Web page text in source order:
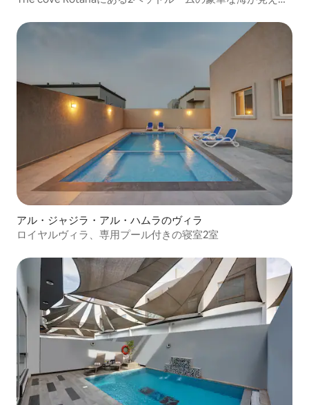
アル・ジャジラ・アル・ハムラのヴィラ
ロイヤルヴィラ、専用プール付きの寝室2室